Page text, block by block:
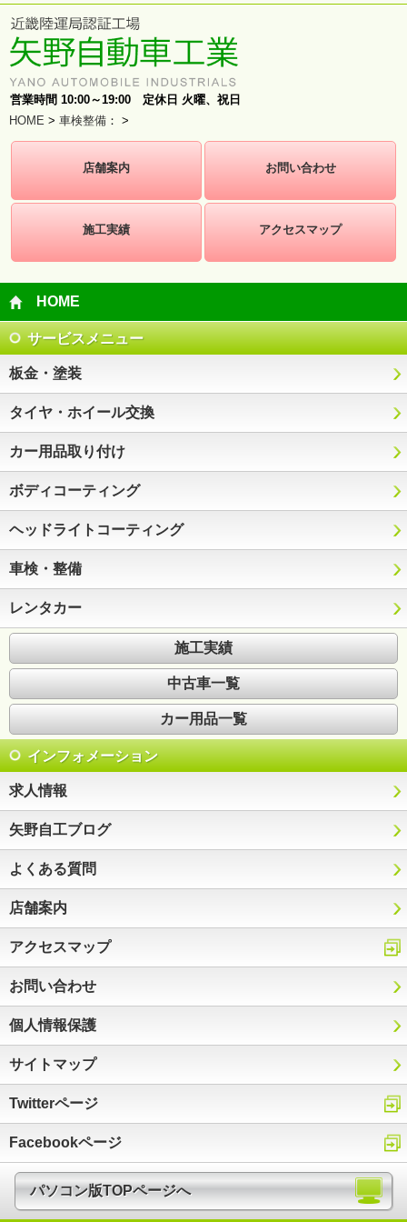
営業時間 10:00～19:00 定休日 火曜、祝日
HOME > 車検整備 ： >
店舗案内 お問い合わせ
施工実績 アクセスマップ
HOME
サービスメニュー
板金・塗装
タイヤ・ホイール交換
カー用品取り付け
ボディコーティング
ヘッドライトコーティング
車検・整備
レンタカー
施工実績
中古車一覧
カー用品一覧
インフォメーション
求人情報
矢野自工ブログ
よくある質問
店舗案内
アクセスマップ
お問い合わせ
個人情報保護
サイトマップ
Twitterページ
Facebookページ
パソコン版TOPページへ